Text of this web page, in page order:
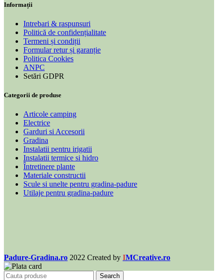
Informații
Intrebari & raspunsuri
Politică de confidențialitate
Termeni și condiții
Formular retur și garanție
Politica Cookies
ANPC
Setări GDPR
Categorii de produse
Articole camping
Electrice
Garduri si Accesorii
Gradina
Instalatii pentru irigatii
Instalatii termice si hidro
Întretinere plante
Materiale constructii
Scule si unelte pentru gradina-padure
Utilaje pentru gradina-padure
Padure-Gradina.ro 2022 Created by IMCreative.ro
Search